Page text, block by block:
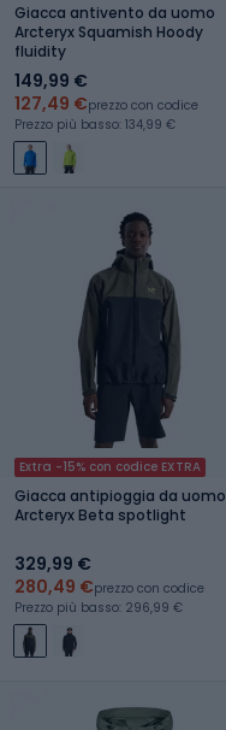
Giacca antivento da uomo
Arcteryx Squamish Hoody
fluidity
149,99 €
127,49 €prezzo con codice
Prezzo più basso: 134,99 €
Extra -15% con codice EXTRA
Giacca antipioggia da uomo
Arcteryx Beta spotlight
329,99 €
280,49 €prezzo con codice
Prezzo più basso: 296,99 €